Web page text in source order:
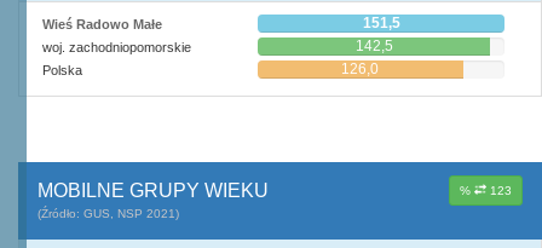
Wieś Radowo Małe 151,5
woj. zachodniopomorskie 142,5
Polska 126,0
% 123
MOBILNE GRUPY WIEKU
(Źródło: GUS, NSP 2021)